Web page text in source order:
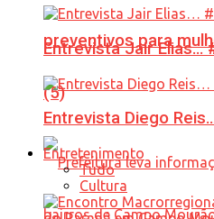
preventivos para
(5)
Entrevista Jair Elias…
Entrevista Diego
Entretenimento
Tudo
Cultura